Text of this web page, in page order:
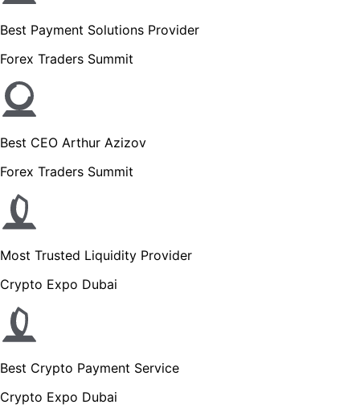
Best Payment Solutions Provider
Forex Traders Summit
Best CEO Arthur Azizov
Forex Traders Summit
Most Trusted Liquidity Provider
Crypto Expo Dubai
Best Crypto Payment Service
Crypto Expo Dubai